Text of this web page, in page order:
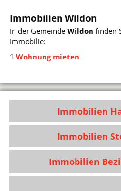
Immobilien Wildon
In der GemeindeWildon finden
Immobilie:
1Wohnung mieten
Immobilien
Immobilien
Immobilien